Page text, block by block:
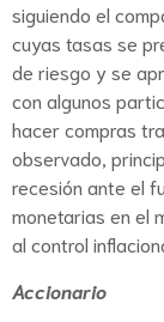
siguiendo el
cuyas tasas se
de riesgo y se
con algunos
hacer compras
observado,
recesión ante el
monetarias en el
al control
Accionario